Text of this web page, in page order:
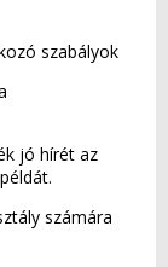
szabályok
jó hírét az
számára